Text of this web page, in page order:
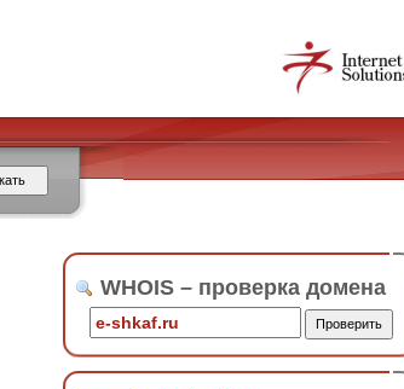
WHOIS – проверка домена